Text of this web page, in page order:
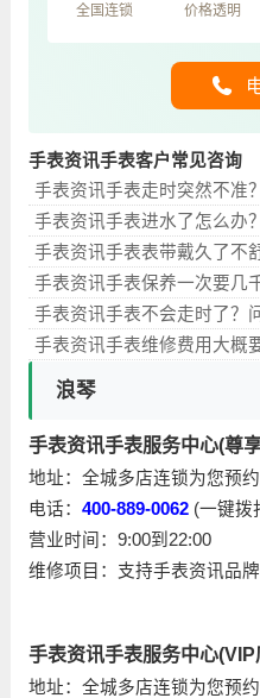
全国连锁 价格透明
手表资讯手表客户常见咨询
手表资讯手表走时突然不准
手表资讯手表进水了怎么办
手表资讯手表表带戴久了不
手表资讯手表保养一次要几
手表资讯手表不会走时了？
手表资讯手表维修费用大概
浪琴
手表资讯手表服务中心(尊
地址：全城多店连锁为您预
电话： 400-889-0062(一键拨
营业时间：9:00到22:00
维修项目：支持手表资讯品
手表资讯手表服务中心(VIP
地址：全城多店连锁为您预